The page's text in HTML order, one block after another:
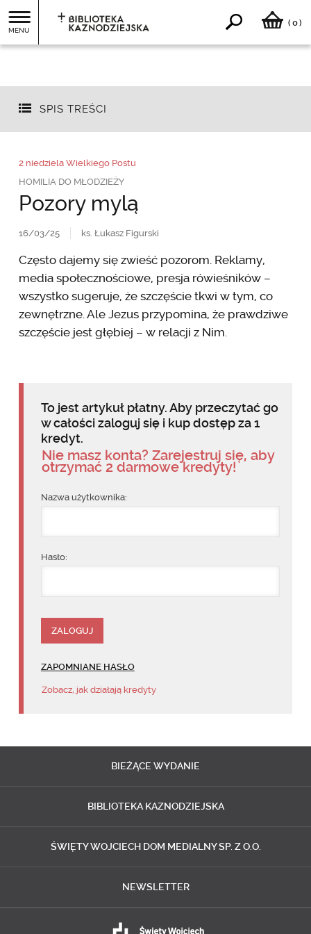
MENU
( 0)
SPIS TREŚCI
2 niedziela Wielkiego Postu
HOMILIA DO MŁODZIEŻY
Pozory mylą
16/03/25 ks. Łukasz Figurski
Często dajemy się zwieść pozorom. Reklamy,
media społecznościowe, presja rówieśników –
wszystko sugeruje, że szczęście tkwi w tym, co
zewnętrzne. Ale Jezus przypomina, że prawdziwe
szczęście jest głębiej – w relacji z Nim.
To jest artykuł płatny. Aby przeczytać go
w całości zaloguj się i kup dostęp za 1
kredyt.
Nie masz konta? Zarejestruj się, aby
otrzymać 2 darmowe kredyty!
Nazwa użytkownika:
Hasło:
ZAPOMNIANE HASŁO
Zobacz, jak działają kredyty
BIEŻĄCE WYDANIE
BIBLIOTEKA KAZNODZIEJSKA
ŚWIĘTY WOJCIECH DOM MEDIALNY SP. Z O.O.
NEWSLETTER